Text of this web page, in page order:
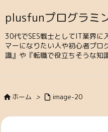
plusfunプログラミ
30代でSES戦士としてIT業界に
マーになりたい人や初心者プロ
識』や『転職で役立ちそうな知
 ホーム >  image-20